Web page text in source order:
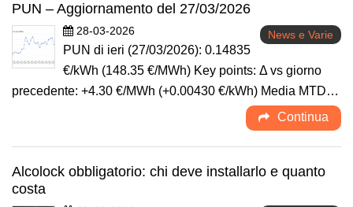
PUN – Aggiornamento del 27/03/2026
28-03-2026 News e Varie
PUN di ieri (27/03/2026): 0.14835
€/kWh (148.35 €/MWh) Key points: Δ vs giorno
precedente: +4.30 €/MWh (+0.00430 €/kWh) Media MTD…
Continua
Alcolock obbligatorio: chi deve installarlo e quanto
costa